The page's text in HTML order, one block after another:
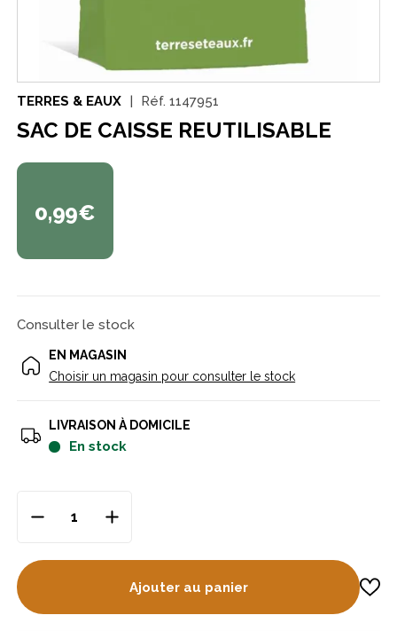
TERRES & EAUX Réf. 1147951
SAC DE CAISSE REUTILISABLE
0,99€
Consulter le stock
EN MAGASIN
Choisir un magasin pour consulter le stock
LIVRAISON À DOMICILE
en stock
Ajouter au panier